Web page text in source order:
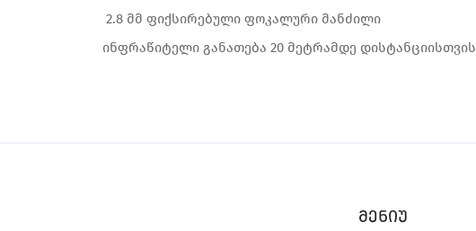
2.8 მმ ფიქსირებული ფოკალური მანძილი
ინფრაწიტელი განათება 20 მეტრამდე დისტანციისთვის
მენიუ